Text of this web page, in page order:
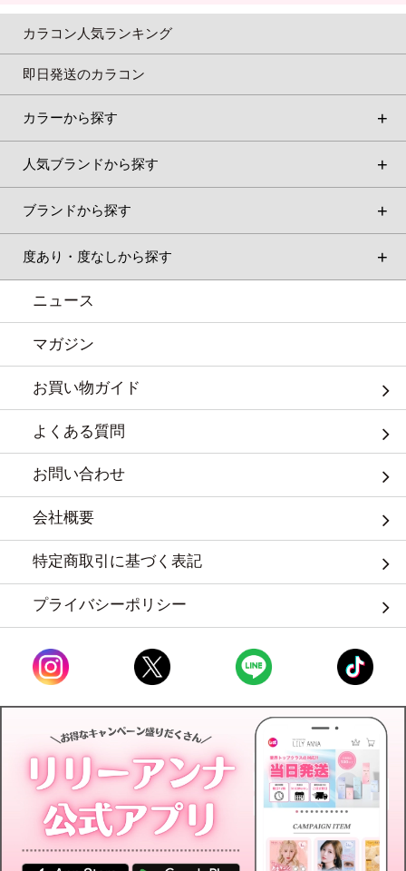
カラコン人気ランキング
即日発送のカラコン
カラーから探す
人気ブランドから探す
ブランドから探す
度あり・度なしから探す
ニュース
マガジン
お買い物ガイド
よくある質問
お問い合わせ
会社概要
特定商取引に基づく表記
プライバシーポリシー